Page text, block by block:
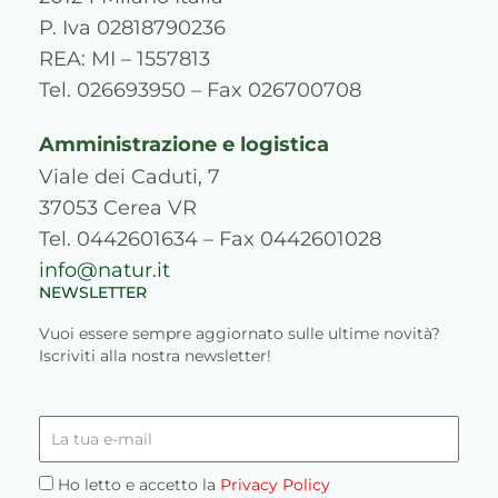
r
a
m
o
k
e
s
P. Iva 02818790236
REA: MI – 1557813
Tel. 026693950 – Fax 026700708
Amministrazione e logistica
Viale dei Caduti, 7
37053 Cerea VR
Tel. 0442601634 – Fax 0442601028
info@natur.it
NEWSLETTER
Vuoi essere sempre aggiornato sulle ultime novità?
Iscriviti alla nostra newsletter!
tua
mail
Privacy
Ho letto e accetto la Privacy Policy